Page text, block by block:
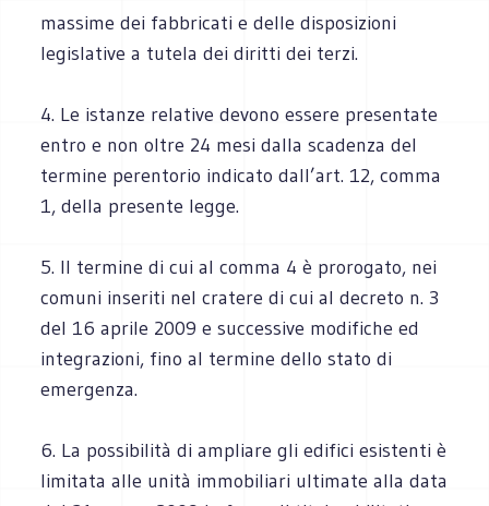
massime dei fabbricati e delle disposizioni
legislative a tutela dei diritti dei terzi.
4. Le istanze relative devono essere presentate
entro e non oltre 24 mesi dalla scadenza del
termine perentorio indicato dall’art. 12, comma
1, della presente legge.
5. Il termine di cui al comma 4 è prorogato, nei
comuni inseriti nel cratere di cui al decreto n. 3
del 16 aprile 2009 e successive modifiche ed
integrazioni, fino al termine dello stato di
emergenza.
6. La possibilità di ampliare gli edifici esistenti è
limitata alle unità immobiliari ultimate alla data